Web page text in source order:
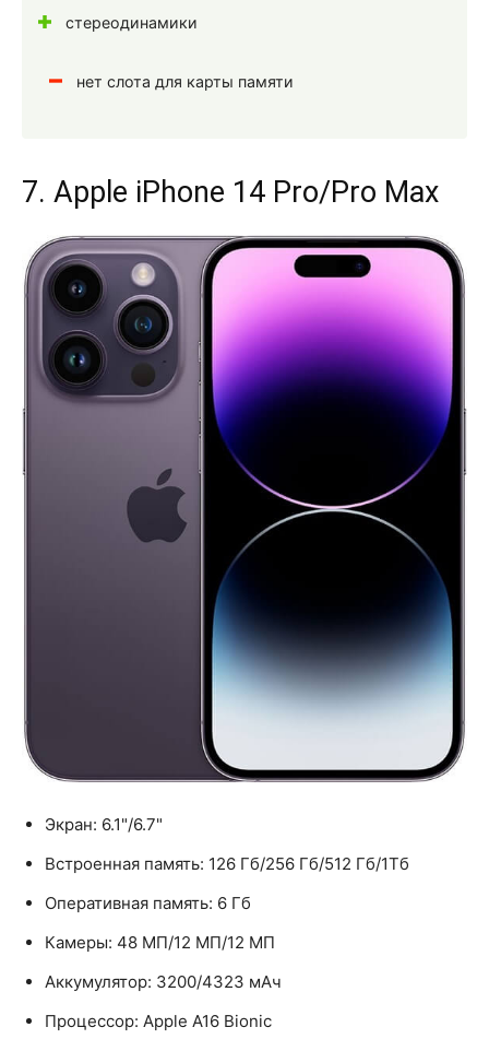
стереодинамики
нет слота для карты памяти
7. Apple iPhone 14 Pro/Pro Max
Экран: 6.1"/6.7"
Встроенная память: 126 Гб/256 Гб/512 Гб/1Тб
Оперативная память: 6 Гб
Камеры: 48 МП/12 МП/12 МП
Аккумулятор: 3200/4323 мАч
Процессор: Apple A16 Bionic